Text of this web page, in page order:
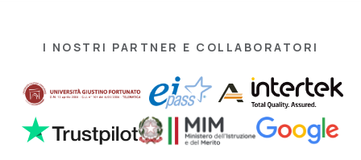
I NOSTRI PARTNER E COLLABORATORI